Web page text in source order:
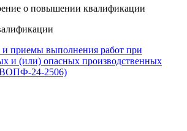
о повышении квалификации
и приемы выполнения работ при
и (или) опасных производственных
24-2506)